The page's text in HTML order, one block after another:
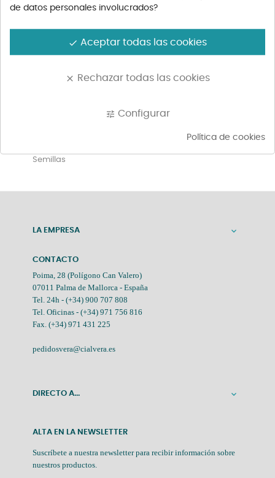
SOSA Ingredientes
Semillas
Huevos
Especial Semana Santa
Semillas
LA EMPRESA 
CONTACTO
Poima, 28 (Polígono Can Valero)
07011 Palma de Mallorca - España
Tel. 24h - (+34) 900 707 808
Tel. Oficinas - (+34) 971 756 816
Fax. (+34) 971 431 225
pedidosvera@cialvera.es
DIRECTO A... 
ALTA EN LA NEWSLETTER
Suscríbete a nuestra newsletter para recibir información sobre
nuestros productos.
de datos personales involucrados?
done Aceptar todas las cookies
clear Rechazar todas las cookies
tune Configurar
Política de cookies